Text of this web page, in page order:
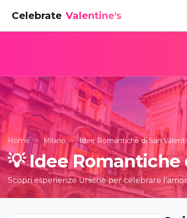
Celebrate Valentine's
Home Milano Idee Romantiche di San
💡 Idee Romantiche
Scopri esperienze uniche per celebrare